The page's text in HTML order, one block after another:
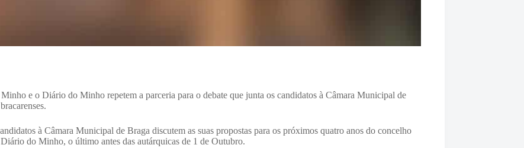
e o Diário do Minho repetem a parceria para o debate que junta os candidatos à Câmara Municipal de
à Câmara Municipal de Braga discutem as suas propostas para os próximos quatro anos do concelho
do Minho, o último antes das autárquicas de 1 de Outubro.